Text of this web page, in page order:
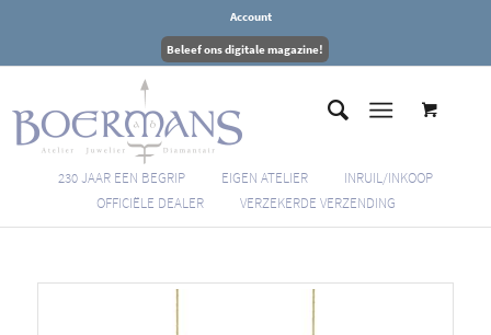
Account
Beleef ons digitale magazine!
230 JAAR EEN BEGRIP EIGEN ATELIER
INRUIL/INKOOP
OFFICIËLE DEALER
VERZEKERDE VERZENDING